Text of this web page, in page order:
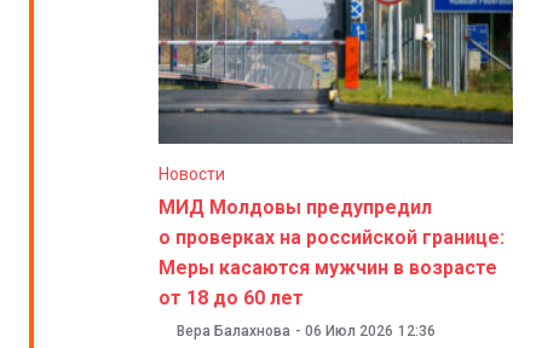
Новости
МИД Молдовы предупредил
о проверках на российской границе:
Меры касаются мужчин в возрасте
от 18 до 60 лет
Вера Балахнова - 06 Июл 2026 12:36